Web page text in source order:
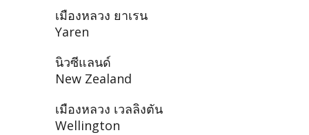
เมืองหลวง ยาเรน
Yaren
นิวซีแลนด์
New Zealand
เมืองหลวง เวลลิงตัน
Wellington